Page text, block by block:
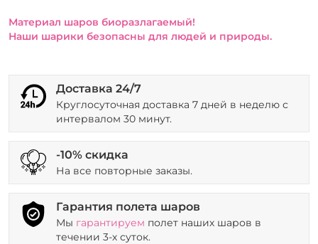
Материал шаров биоразлагаемый!
Наши шарики безопасны для людей и природы.
Доставка 24/7
Круглосуточная доставка 7 дней в неделю с
интервалом 30 минут.
-10% скидка
На все повторные заказы.
Гарантия полета шаров
Мы гарантируем полет наших шаров в
течении 3-х суток.